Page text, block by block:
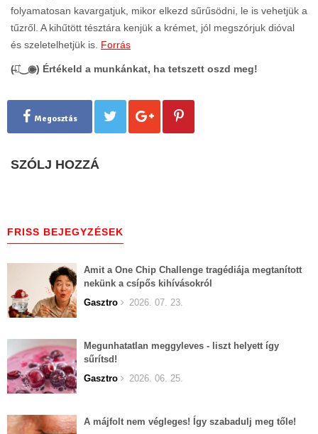
folyamatosan kavargatjuk, mikor elkezd sűrűsödni, le is vehetjük a
tűzről. A kihűtött tésztára kenjük a krémet, jól megszórjuk dióval
és szeletelhetjük is. Forrás
(̶◉͛‿◉̶) Értékeld a munkánkat, ha tetszett oszd meg!
Megosztás
SZÓLJ HOZZÁ
FRISS BEJEGYZÉSEK
Amit a One Chip Challenge tragédiája megtanított
nekünk a csípős kihívásokról
Gasztro
2026. 07. 23.
Megunhatatlan meggyleves - liszt helyett így
sűrítsd!
Gasztro
2026. 06. 25.
A májfolt nem végleges! Így szabadulj meg tőle!